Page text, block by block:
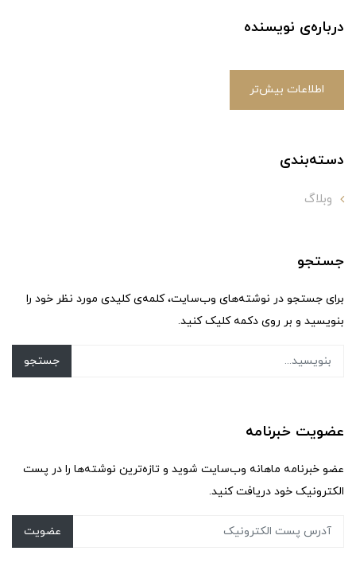
درباره‌ی نویسنده
اطلاعات بیش‌تر
دسته‌بندی
وبلاگ
جستجو
برای جستجو در نوشته‌های وب‌سایت، کلمه‌ی کلیدی مورد نظر خود را
بنویسید و بر روی دکمه کلیک کنید.
جستجو
عضویت خبرنامه
عضو خبرنامه ماهانه وب‌سایت شوید و تازه‌ترین نوشته‌ها را در پست
الکترونیک خود دریافت کنید.
عضویت